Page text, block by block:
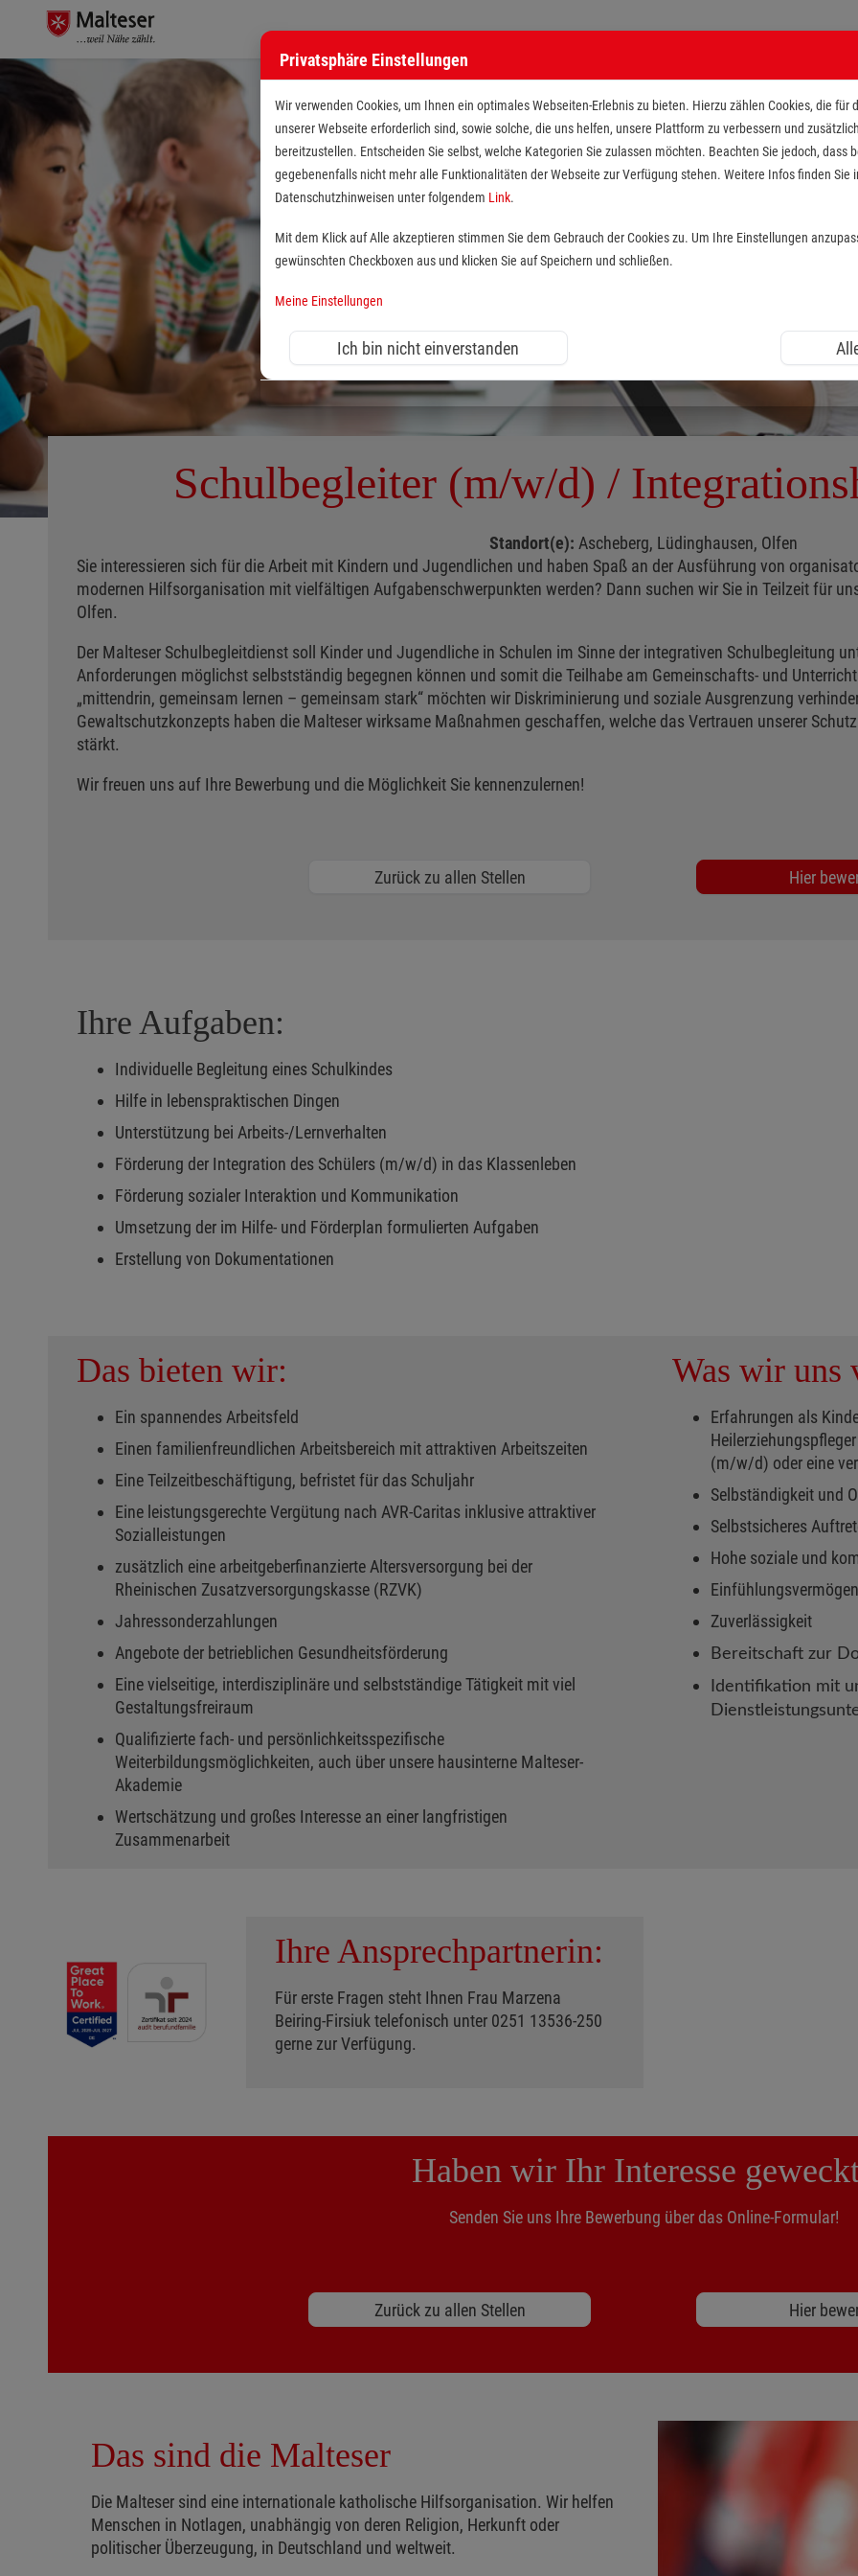
Schulbegleiter (m/w/d) /
Standort(e): Ascheberg, Lüdinghausen, Olfen
Sie interessieren sich für die Arbeit mit Kindern und Jugendlichen und haben Spaß an der Ausführung von
modernen Hilfsorganisation mit vielfältigen Aufgabenschwerpunkten werden? Dann suchen wir Sie in Teilzeit für
Olfen.
Der Malteser Schulbegleitdienst soll Kinder und Jugendliche in Schulen im Sinne der integrativen Schulbegleitung
Anforderungen möglichst selbstständig begegnen können und somit die Teilhabe am Gemeinschafts- und
„mittendrin, gemeinsam lernen – gemeinsam stark“ möchten wir Diskriminierung und soziale Ausgrenzung
Gewaltschutzkonzepts haben die Malteser wirksame Maßnahmen geschaffen, welche das Vertrauen unserer
stärkt.
Wir freuen uns auf Ihre Bewerbung und die Möglichkeit Sie kennenzulernen!
Zurück zu allen Stellen Hier
Ihre Aufgaben:
Individuelle Begleitung eines Schulkindes
​Hilfe in lebenspraktischen Dingen
Unterstützung bei Arbeits-/Lernverhalten
Förderung der Integration des Schülers (m/w/d) in das Klassenleben
Förderung sozialer Interaktion und Kommunikation
Umsetzung der im Hilfe- und Förderplan formulierten Aufgaben
Erstellung von Dokumentationen
Das bieten wir:
Ein spannendes Arbeitsfeld
​Einen familienfreundlichen Arbeitsbereich mit attraktiven Arbeitszeiten
Eine Teilzeitbeschäftigung, befristet für das Schuljahr
Eine leistungsgerechte Vergütung nach AVR-Caritas inklusive attraktiver
Sozialleistungen
zusätzlich eine arbeitgeberfinanzierte Altersversorgung bei der
Rheinischen Zusatzversorgungskasse (RZVK)
Jahressonderzahlungen
Angebote der betrieblichen Gesundheitsförderung
Eine vielseitige, interdisziplinäre und selbstständige Tätigkeit mit viel
Gestaltungsfreiraum
Qualifizierte fach- und persönlichkeitsspezifische
Weiterbildungsmöglichkeiten, auch über unsere hausinterne Malteser-
Akademie
Wertschätzung und großes Interesse an einer langfristigen
Zusammenarbeit
Was wir uns
Erfahrungen als
(m/w/d) oder eine
Selbständigkeit und
Selbstsicheres
Hohe soziale und
Einfühlungsvermögen
Zuverlässigkeit
Bereitschaft zur
Identifikation mit
Ihre Ansprechpartnerin:
Für erste Fragen steht Ihnen Frau Marzena
Beiring-Firsiuk telefonisch unter 0251 13536-250
gerne zur Verfügung.
Haben wir Ihr Interesse
Senden Sie uns Ihre Bewerbung über das Online-Formular!
Zurück zu allen Stellen Hier
Das sind die Malteser
Die Malteser sind eine internationale katholische Hilfsorganisation. Wir helfen
Menschen in Notlagen, unabhängig von deren Religion, Herkunft oder
politischer Überzeugung, in Deutschland und weltweit.
Privatsphäre Einstellungen
Wir verwenden Cookies, um Ihnen ein optimales Webseiten-Erlebnis zu bieten. Hierzu zählen Cookies, die für
unserer Webseite erforderlich sind, sowie solche, die uns helfen, unsere Plattform zu verbessern und
bereitzustellen. Entscheiden Sie selbst, welche Kategorien Sie zulassen möchten. Beachten Sie jedoch, dass
gegebenenfalls nicht mehr alle Funktionalitäten der Webseite zur Verfügung stehen. Weitere Infos finden Sie
Datenschutzhinweisen unter folgendem Link.
Mit dem Klick auf Alle akzeptieren stimmen Sie dem Gebrauch der Cookies zu. Um Ihre Einstellungen
gewünschten Checkboxen aus und klicken Sie auf Speichern und schließen.
Meine Einstellungen
Ich bin nicht einverstanden